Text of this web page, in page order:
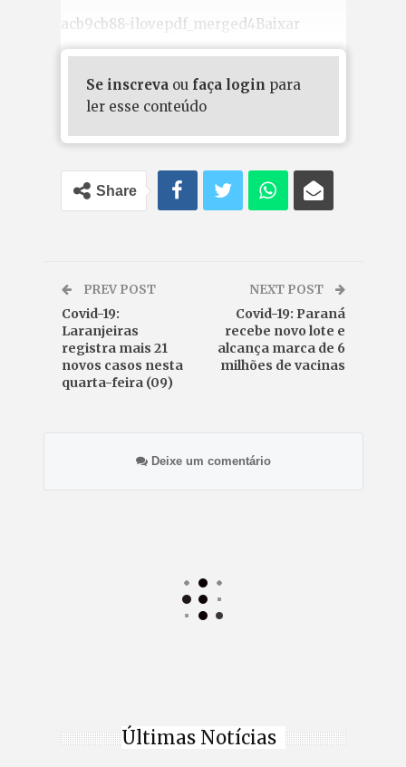
acb9cb88-ilovepdf_merged4Baixar
Se inscrevaou faça login para
ler esse conteúdo
Share
PREV POST
Covid-19:
Laranjeiras
registra mais 21
novos casos nesta
quarta-feira (09)
NEXT POST
Covid-19: Paraná
recebe novo lote e
alcança marca de 6
milhões de vacinas
Deixe um comentário
Últimas Notícias